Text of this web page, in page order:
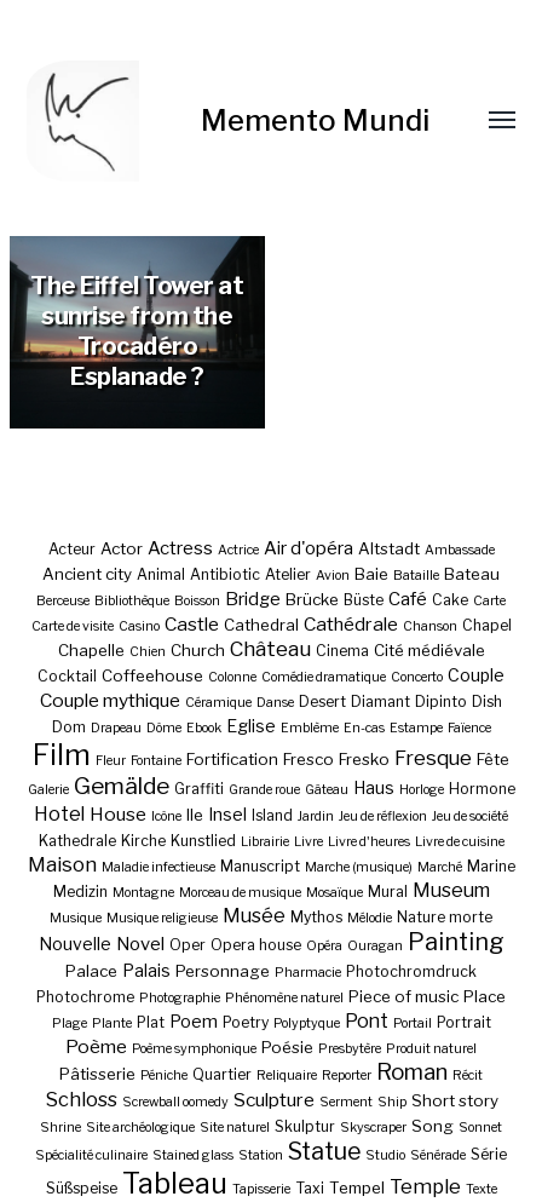
Memento Mundi
The Eiffel Tower at
sunrise from the
Trocadéro
Esplanade ?
Acteur Actor Actress Actrice Air d'opéra Altstadt Ambassade
Ancient city Animal Antibiotic Atelier Avion Baie Bataille Bateau
Berceuse Bibliothèque Boisson Bridge Brücke Büste Café Cake Carte
Carte de visite Casino Castle Cathedral Cathédrale Chanson Chapel
Chapelle Chien Church Château Cinema Cité médiévale
Cocktail Coffeehouse Colonne Comédie dramatique Concerto Couple
Couple mythique Céramique Danse Desert Diamant Dipinto Dish
Dom Drapeau Dôme Ebook Eglise Emblème En-cas Estampe Faïence
Film Fleur Fontaine Fortification Fresco Fresko Fresque Fête
Galerie Gemälde Graffiti Grande roue Gâteau Haus Horloge Hormone
Hotel House Icône Ile Insel Island Jardin Jeu de réflexion Jeu de société
Kathedrale Kirche Kunstlied Librairie Livre Livre d'heures Livre de cuisine
Maison Maladie infectieuse Manuscript Marche (musique) Marché Marine
Medizin Montagne Morceau de musique Mosaïque Mural Museum
Musique Musique religieuse Musée Mythos Mélodie Nature morte
Nouvelle Novel Oper Opera house Opéra Ouragan Painting
Palace Palais Personnage Pharmacie Photochromdruck
Photochrome Photographie Phénomène naturel Piece of music Place
Plage Plante Plat Poem Poetry Polyptyque Pont Portail Portrait
Poème Poème symphonique Poésie Presbytère Produit naturel
Pâtisserie Péniche Quartier Reliquaire Reporter Roman Récit
Schloss Screwball oomedy Sculpture Serment Ship Short story
Shrine Site archéologique Site naturel Skulptur Skyscraper Song Sonnet
Spécialité culinaire Stained glass Station Statue Studio Sénérade Série
Süßspeise Tableau Tapisserie Taxi Tempel Temple Texte